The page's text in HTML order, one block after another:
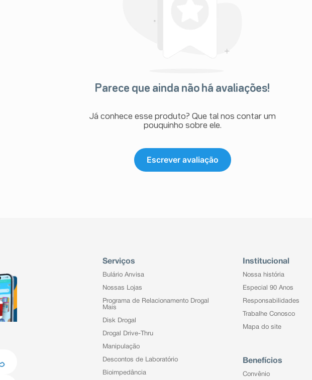
Parece que ainda não há avaliações!
Já conhece esse produto? Que tal nos contar um
pouquinho sobre ele.
Escrever avaliação
Serviços
Bulário Anvisa
Nossas Lojas
Programa de Relacionamento Drogal
Mais
Disk Drogal
Drogal Drive-Thru
Manipulação
Descontos de Laboratório
Bioimpedância
Institucional
Nossa história
Especial 90 Anos
Responsabilidades
Trabalhe Conosco
Mapa do site
Benefícios
Convênio